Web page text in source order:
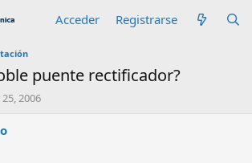
Acceder Registrarse
puente rectificador?
2006